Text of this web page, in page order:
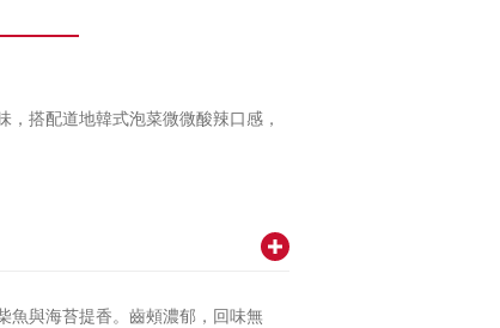
搭配道地韓式泡菜微微酸辣口感，
魚與海苔提香。齒頰濃郁，回味無